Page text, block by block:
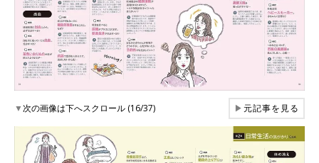
▼次の画像は下へスクロール (16/37) ▶元記事を見る